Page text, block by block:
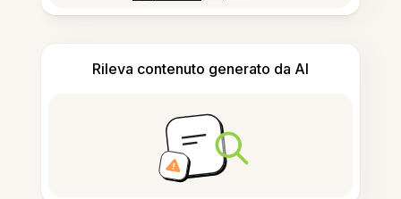
Rileva contenuto generato da AI